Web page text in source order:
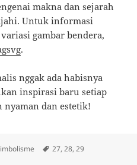
makna dan sejarah
Untuk informasi
gambar bendera,
.
nggak ada habisnya
inspirasi baru setiap
dan estetik!
Tags
27,28,29
Cerita di Balik Bendera AS: Simbol,